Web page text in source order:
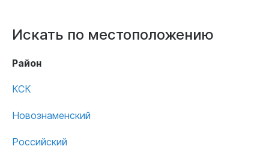
Искать по местоположению
Район
КСК
Новознаменский
Российский